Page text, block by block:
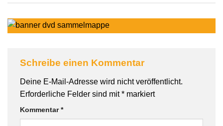
Schreibe einen Kommentar
Deine E-Mail-Adresse wird nicht veröffentlicht.
Erforderliche Felder sind mit* markiert
Kommentar*